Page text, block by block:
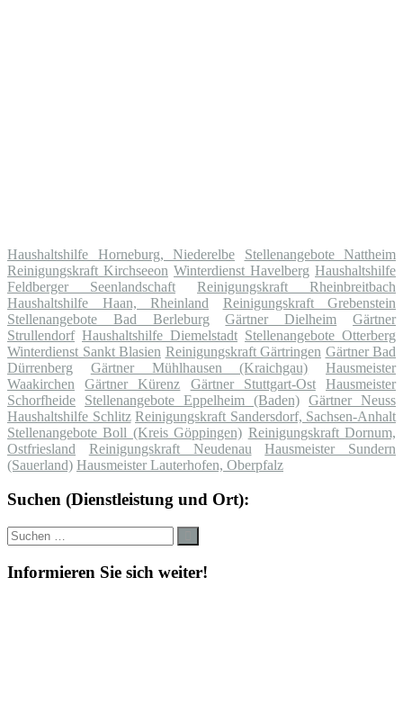
Haushaltshilfe Horneburg, Niederelbe
Stellenangebote Nattheim
Reinigungskraft Kirchseeon Winterdienst Havelberg Haushaltshilfe
Feldberger Seenlandschaft
Reinigungskraft Rheinbreitbach
Haushaltshilfe Haan, Rheinland
Reinigungskraft Grebenstein
Stellenangebote Bad Berleburg
Gärtner Dielheim
Gärtner
Strullendorf Haushaltshilfe Diemelstadt Stellenangebote Otterberg
Winterdienst Sankt Blasien Reinigungskraft Gärtringen Gärtner Bad
Dürrenberg
Gärtner Mühlhausen (Kraichgau)
Hausmeister
Waakirchen
Gärtner Kürenz Gärtner Stuttgart-Ost
Hausmeister
Schorfheide
Stellenangebote Eppelheim (Baden) Gärtner Neuss
Haushaltshilfe Schlitz Reinigungskraft Sandersdorf, Sachsen-Anhalt
Stellenangebote Boll (Kreis Göppingen) Reinigungskraft Dornum,
Ostfriesland
Reinigungskraft Neudenau
Hausmeister Sundern
(Sauerland) Hausmeister Lauterhofen, Oberpfalz
Suchen (Dienstleistung und Ort):
Suche
nach:
Informieren Sie sich weiter!